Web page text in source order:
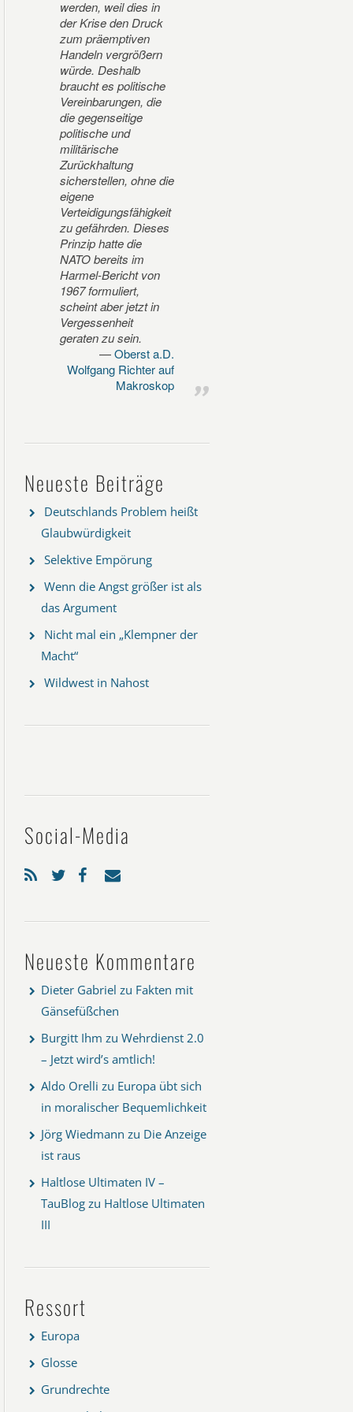
werden, weil dies in
der Krise den Druck
zum präemptiven
Handeln vergrößern
würde. Deshalb
braucht es politische
Vereinbarungen, die
die gegenseitige
politische und
militärische
Zurückhaltung
sicherstellen, ohne die
eigene
Verteidigungsfähigkeit
zu gefährden. Dieses
Prinzip hatte die
NATO bereits im
Harmel-Bericht von
1967 formuliert,
scheint aber jetzt in
Vergessenheit
geraten zu sein.
Oberst a.D.
Wolfgang Richter auf
Makroskop
Neueste Beiträge
Deutschlands Problem heißt
Glaubwürdigkeit
Selektive Empörung
Wenn die Angst größer ist als
das Argument
Nicht mal ein „Klempner der
Macht“
Wildwest in Nahost
Social-Media
Neueste Kommentare
Dieter Gabriel zu Fakten mit
Gänsefüßchen
Burgitt Ihm zu Wehrdienst 2.0
– Jetzt wird’s amtlich!
Aldo Orelli zu Europa übt sich
in moralischer Bequemlichkeit
Jörg Wiedmann zu Die Anzeige
ist raus
Haltlose Ultimaten IV –
TauBlog zu Haltlose Ultimaten
III
Ressort
Europa
Glosse
Grundrechte